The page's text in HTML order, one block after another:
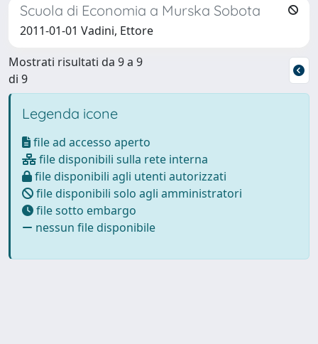
Scuola di Economia a Murska Sobota
2011-01-01 Vadini, Ettore
Mostrati risultati da 9 a 9
di 9
Legenda icone
file ad accesso aperto
file disponibili sulla rete interna
file disponibili agli utenti autorizzati
file disponibili solo agli amministratori
file sotto embargo
nessun file disponibile